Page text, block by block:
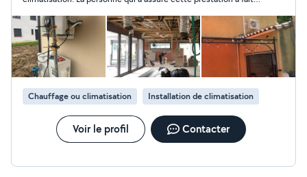
besoins. Nos services pour les particuliers et
professionnels : - Fournitures et pose Split/multi Split
mural. - Fournitures et pose gainable. - Fournitures et
pose cassette et console. - Déplacement unité
extérieur et/ou intérieur. Maintenance et mise en
service : - Mise en service climatisation, pompe à
chaleur. - Entretien de vos équipements de climatisation
et pompe à chaleur. - Dépannage. - Recherche de fuite
et réparation. - Récupération et recharge de gaz.
Électricité générale : - Construction neuve. - Rénovation.
- Dépannage électrique. - Création de nouvelles prises.
Assurance décennale Devis gratuit
soigné et de plus fort sympathique. Je recommande sans
l’ombre d’une hésitation cette société.
Chauffage ou climatisation Installation de climatisation
Voir le profil Contacter